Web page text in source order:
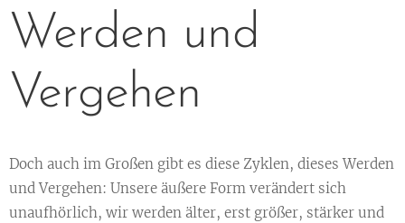
Werden und
Vergehen
Doch auch im Großen gibt es diese Zyklen, dieses Werden
und Vergehen: Unsere äußere Form verändert sich
unaufhörlich, wir werden älter, erst größer, stärker und